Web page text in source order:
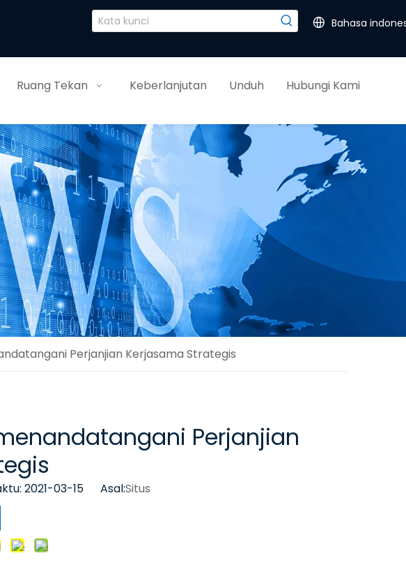
Bahasa
Ruang Tekan Keberlanjutan Unduh Hubungi Kami
Perjanjian Kerjasama Strategis
menandatangani Perjanjian
2021-03-15 Asal:Situs